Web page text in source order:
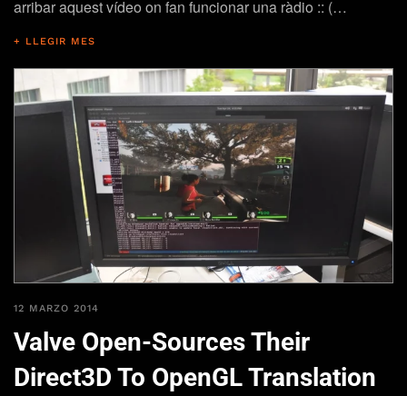
arribar aquest vídeo on fan funcionar una ràdio :: (…
+ LLEGIR MES
12 MARZO 2014
Valve Open-Sources Their
Direct3D To OpenGL Translation